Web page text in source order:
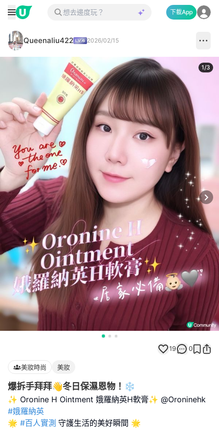
下載App
Queenaliu422 2026/02/15
1/3
19 0
美妝時尚 美妝
爆拆手拜拜👋冬日保濕恩物！❄️
✨ Oronine H Ointment 娥羅納英H軟膏✨ @Oroninehk
#娥羅納英
🌟 #百人實測 守護生活的美好瞬間 🌟